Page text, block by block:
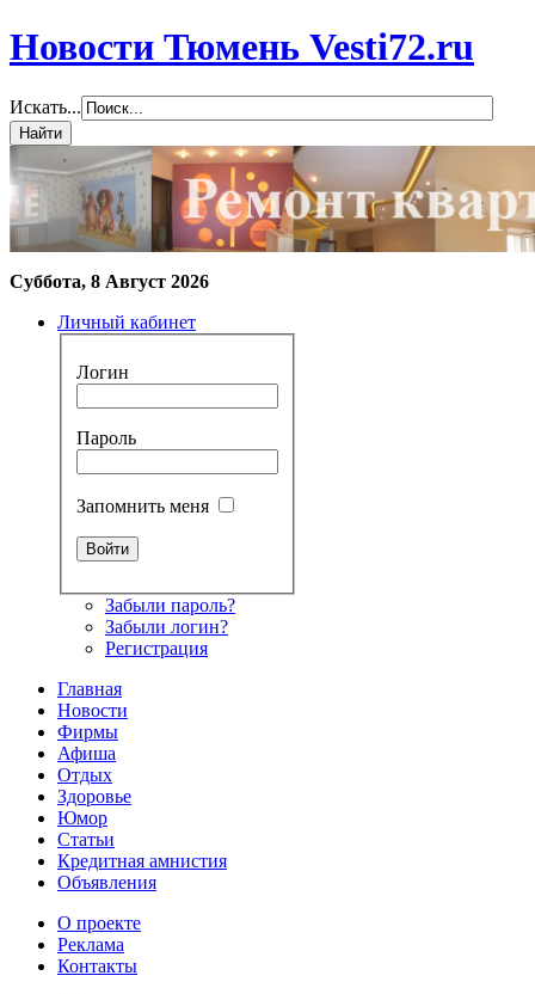
Новости Тюмень Vesti72.ru
Искать...
Суббота, 8 Август 2026
Личный кабинет
Логин
Пароль
Запомнить меня
Забыли пароль?
Забыли логин?
Регистрация
Главная
Новости
Фирмы
Афиша
Отдых
Здоровье
Юмор
Статьи
Кредитная амнистия
Объявления
О проекте
Реклама
Контакты